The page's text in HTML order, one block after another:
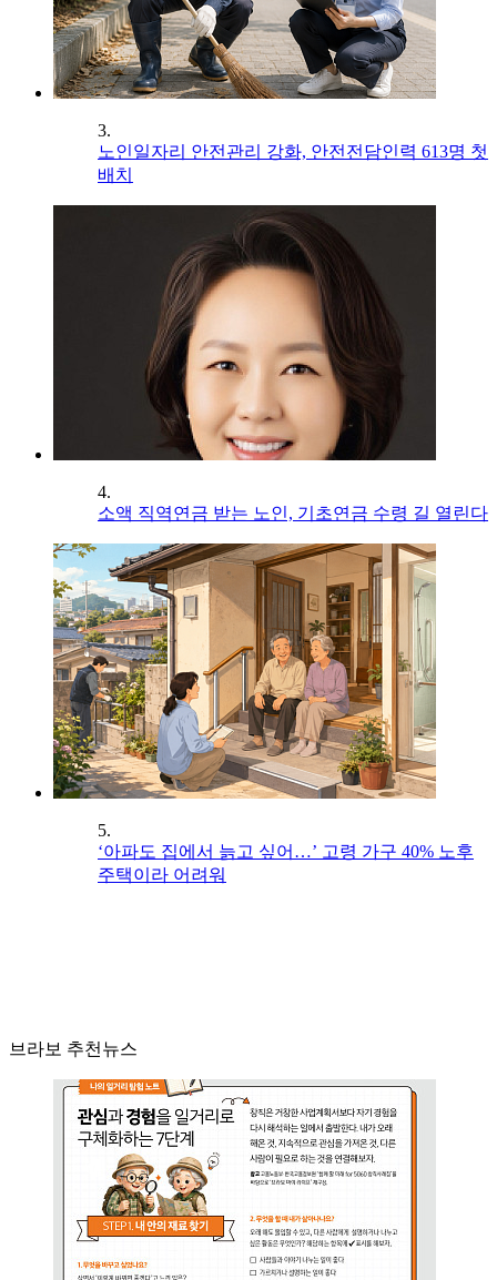
3.
노인일자리 안전관리 강화, 안전전담인력 613명 첫
배치
4.
소액 직역연금 받는 노인, 기초연금 수령 길 열린다
5.
‘아파도 집에서 늙고 싶어…’ 고령 가구 40% 노후
주택이라 어려워
브라보 추천뉴스